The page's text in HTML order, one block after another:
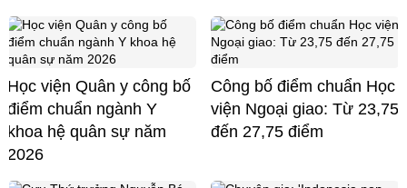
Học viện Quân y công bố
điểm chuẩn ngành Y
khoa hệ quân sự năm
2026
Công bố điểm chuẩn Học
viện Ngoại giao: Từ 23,75
đến 27,75 điểm